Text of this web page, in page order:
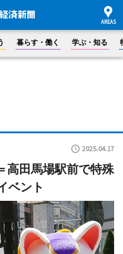
暮らす・働く 学ぶ・知る
2025.04.17
高田馬場駅前で特殊
ベント